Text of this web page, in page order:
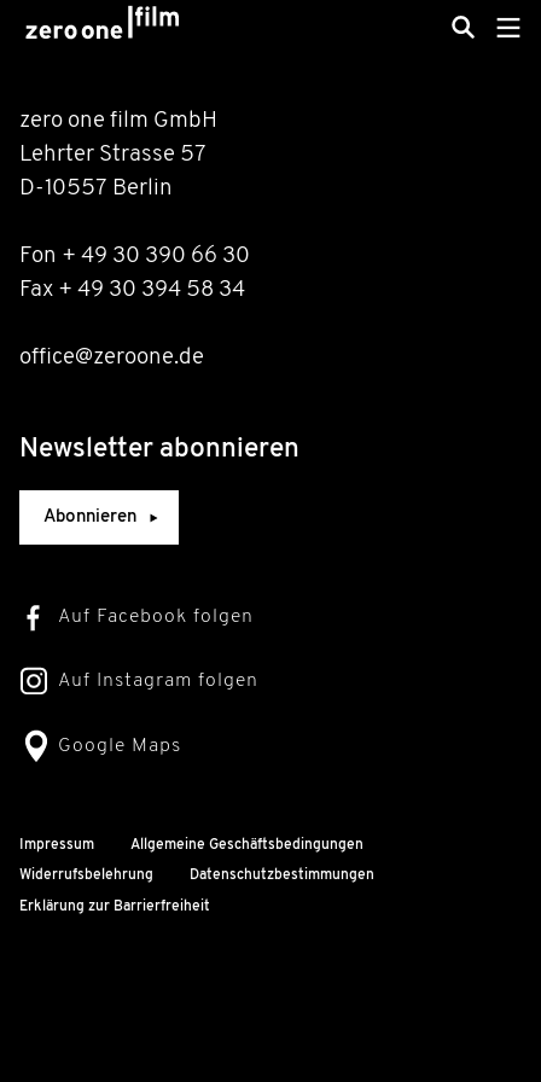
zero one film GmbH
Lehrter Strasse 57
D-10557 Berlin
Fon + 49 30 390 66 30
Fax + 49 30 394 58 34
office@zeroone.de
Newsletter abonnieren
Abonnieren
Auf Facebook folgen
Auf Instagram folgen
Google Maps
Impressum Allgemeine Geschäftsbedingungen
Widerrufsbelehrung Datenschutzbestimmungen
Erklärung zur Barrierfreiheit